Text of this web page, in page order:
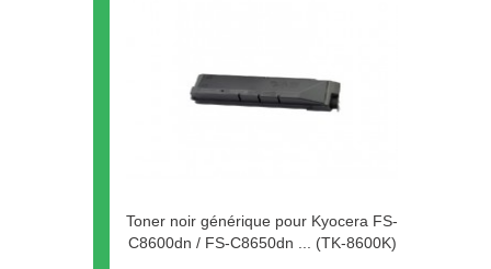
Toner noir générique pour Kyocera FS-
C8600dn / FS-C8650dn ... (TK-8600K)